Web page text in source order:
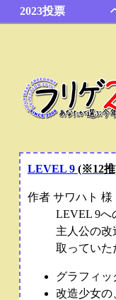
2023投票
LEVEL 9 (※12
作者 サワハト 様
LEVEL 9へ
主人公の
取っていた
グラフィッ
改造少女の